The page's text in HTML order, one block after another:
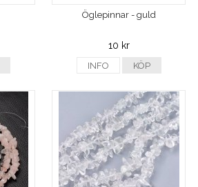
Öglepinnar - guld
10 kr
INFO KÖP